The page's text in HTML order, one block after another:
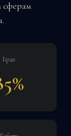
сферам
Брак